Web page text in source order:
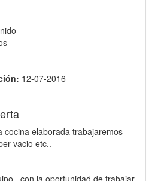
12-07-2016
cocina elaborada trabajaremos
vacio etc..
, con la oportunidad de trabajar